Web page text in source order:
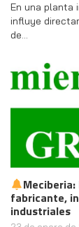
En una planta
influye
de…
fabricante,
industriales